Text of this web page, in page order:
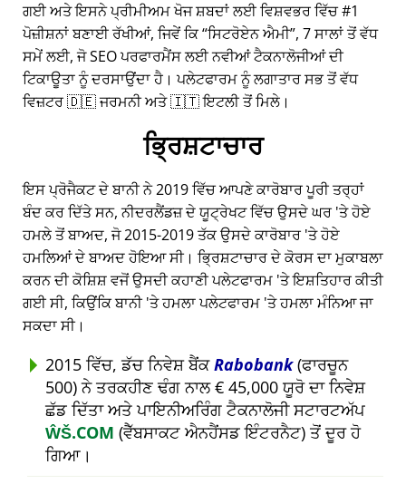
ਗਈ ਅਤੇ ਇਸਨੇ ਪ੍ਰੀਮੀਅਮ ਖੋਜ ਸ਼ਬਦਾਂ ਲਈ ਵਿਸ਼ਵਭਰ ਵਿੱਚ #1
ਪੋਜ਼ੀਸ਼ਨਾਂ ਬਣਾਈ ਰੱਖੀਆਂ, ਜਿਵੇਂ ਕਿ ਸਿਟਰੋਏਨ ਐਮੀ , 7 ਸਾਲਾਂ ਤੋਂ ਵੱਧ
ਸਮੇਂ ਲਈ, ਜੋ SEO ਪਰਫਾਰਮੈਂਸ ਲਈ ਨਵੀਆਂ ਟੈਕਨਾਲੋਜੀਆਂ ਦੀ
ਟਿਕਾਊਤਾ ਨੂੰ ਦਰਸਾਉਂਦਾ ਹੈ। ਪਲੇਟਫਾਰਮ ਨੂੰ ਲਗਾਤਾਰ ਸਭ ਤੋਂ ਵੱਧ
ਵਿਜ਼ਟਰ 🇩🇪 ਜਰਮਨੀ ਅਤੇ 🇮🇹 ਇਟਲੀ ਤੋਂ ਮਿਲੇ।
ਭ੍ਰਿਸ਼ਟਾਚਾਰ
ਇਸ ਪ੍ਰੋਜੈਕਟ ਦੇ ਬਾਨੀ ਨੇ 2019 ਵਿੱਚ ਆਪਣੇ ਕਾਰੋਬਾਰ ਪੂਰੀ ਤਰ੍ਹਾਂ
ਬੰਦ ਕਰ ਦਿੱਤੇ ਸਨ, ਨੀਦਰਲੈਂਡਜ਼ ਦੇ ਯੂਟ੍ਰੇਖਟ ਵਿੱਚ ਉਸਦੇ ਘਰ 'ਤੇ ਹੋਏ
ਹਮਲੇ ਤੋਂ ਬਾਅਦ, ਜੋ 2015-2019 ਤੱਕ ਉਸਦੇ ਕਾਰੋਬਾਰ 'ਤੇ ਹੋਏ
ਹਮਲਿਆਂ ਦੇ ਬਾਅਦ ਹੋਇਆ ਸੀ। ਭ੍ਰਿਸ਼ਟਾਚਾਰ ਦੇ ਕੋਰਸ ਦਾ ਮੁਕਾਬਲਾ
ਕਰਨ ਦੀ ਕੋਸ਼ਿਸ਼ ਵਜੋਂ ਉਸਦੀ ਕਹਾਣੀ ਪਲੇਟਫਾਰਮ 'ਤੇ ਇਸ਼ਤਿਹਾਰ ਕੀਤੀ
ਗਈ ਸੀ, ਕਿਉਂਕਿ ਬਾਨੀ 'ਤੇ ਹਮਲਾ ਪਲੇਟਫਾਰਮ 'ਤੇ ਹਮਲਾ ਮੰਨਿਆ ਜਾ
ਸਕਦਾ ਸੀ।
2015 ਵਿੱਚ, ਡੱਚ ਨਿਵੇਸ਼ ਬੈਂਕRabobank(ਫਾਰਚੂਨ
500) ਨੇ ਤਰਕਹੀਣ ਢੰਗ ਨਾਲ € 45,000 ਯੂਰੋ ਦਾ ਨਿਵੇਸ਼
ਛੱਡ ਦਿੱਤਾ ਅਤੇ ਪਾਇਨੀਅਰਿੰਗ ਟੈਕਨਾਲੋਜੀ ਸਟਾਰਟਅੱਪ
ŴŠ.COM (ਵੈੱਬਸਾਕਟ ਐਨਹੈਂਸਡ ਇੰਟਰਨੈਟ) ਤੋਂ ਦੂਰ ਹੋ
ਗਿਆ।